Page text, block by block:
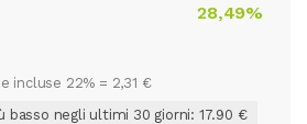
28,49%
incluse 22% = 2,31 €
basso negli ultimi 30 giorni: 17.90 €